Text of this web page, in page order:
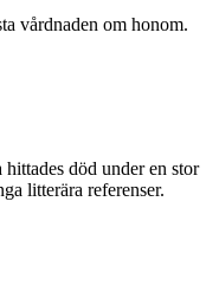
vårdnaden om honom.
död under en stor
litterära referenser.